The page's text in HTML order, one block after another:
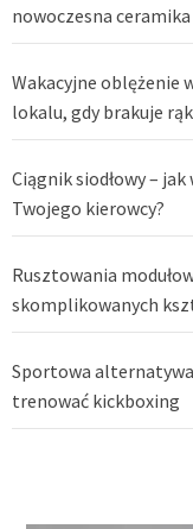
nowoczesna
Wakacyjne oblężenie
lokalu, gdy brakuje
Ciągnik siodłowy –
Twojego kierowcy?
Rusztowania
skomplikowanych
Sportowa alternatywa
trenować kickboxing